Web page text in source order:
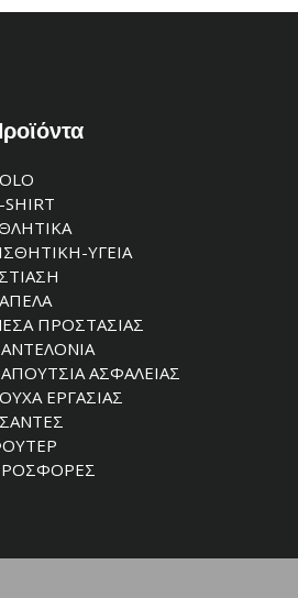
SHIRT
ΥΓΕΙΑ
ΠΡΟΣΤΑΣΙΑΣ
ΑΣΦΑΛΕΙΑΣ
ΕΡΓΑΣΙΑΣ